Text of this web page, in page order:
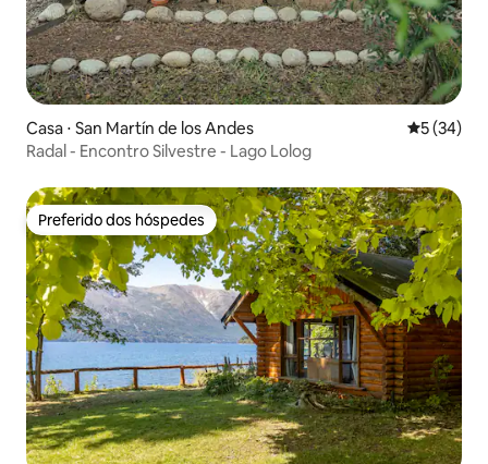
Casa ⋅ San Martín de los Andes 5 de uma
5 (34)
Radal - Encontro Silvestre - Lago Lolog
Preferido dos hóspedes
Preferido dos hóspedes